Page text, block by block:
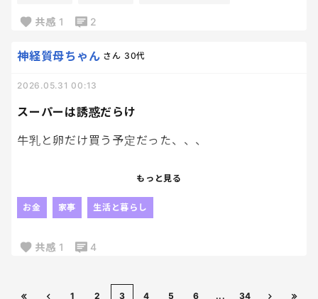
も無駄な時間つくってらんない！お金に変えなき
共感 1 2
スーパーは誘惑だらけ
神経質母ちゃん さん 30代
2026.05.31 00:13
牛乳と卵だけ買う予定だった、、、
今夜のおやつ用だからさ！！
もっと見る
お金 家事 生活と暮らし
共感 1 4
1 2 3 4 5 6 ... 34